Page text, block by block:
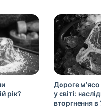
рік?
Дороге м’ясо
у світі:
вторгнення в